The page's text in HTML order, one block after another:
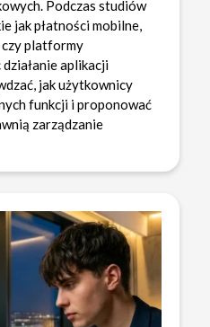
Podczas studiów
jak płatności mobilne,
platformy
aplikacji
jak użytkownicy
funkcji i proponować
zarządzanie